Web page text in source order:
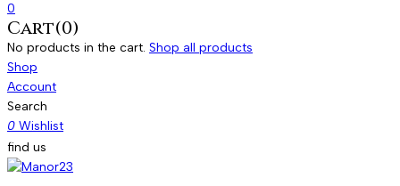
0
Cart(0)
No products in the cart. Shop all products
Shop
Account
Search
0 Wishlist
find us